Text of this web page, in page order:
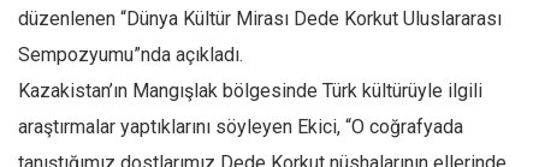
Amina S. Jenenkovic
Bağdagül Öz
Esra Elönü
» Yazar arşivi
düzenlenen “Dünya Kültür Mirası Dede Korkut Uluslararası
Sempozyumu”nda açıkladı.
Kazakistan’ın Mangışlak bölgesinde Türk kültürüyle ilgili
araştırmalar yaptıklarını söyleyen Ekici, “O coğrafyada